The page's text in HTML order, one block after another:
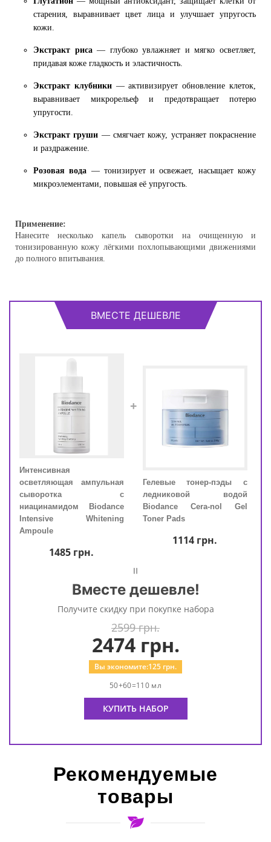
старения, выравнивает цвет лица и улучшает упругость
кожи.
Экстракт риса— глубоко увлажняет и мягко осветляет,
придавая коже гладкость и эластичность.
Экстракт клубники— активизирует обновление клеток,
выравнивает микрорельеф и предотвращает потерю
упругости.
Экстракт груши — смягчает кожу, устраняет покраснение
и раздражение.
Розовая вода — тонизирует и освежает, насыщает кожу
микроэлементами, повышая её упругость.
Применение:
Нанесите несколько капель сыворотки на очищенную и
тонизированную кожу лёгкими похлопывающими движениями
до полного впитывания.
ВМЕСТЕ ДЕШЕВЛЕ
Интенсивная
осветляющая ампульная
сыворотка с
ниацинамидом Biodance
Intensive Whitening
Ampoule
1485 грн.
+
Гелевые тонер-пэды с
ледниковой водой
Biodance Cera-nol Gel
Toner Pads
1114 грн.
=
Вместе дешевле!
Получите скидку при покупке набора
2599 грн.
2474грн.
Вы экономите:125 грн.
50+60=110 мл
КУПИТЬ НАБОР
Рекомендуемые
товары